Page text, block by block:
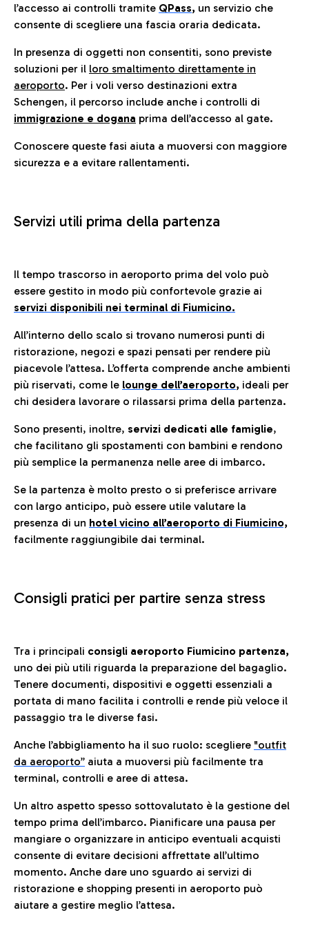
l’accesso ai controlli tramite QPass, un servizio che
consente di scegliere una fascia oraria dedicata.
In presenza di oggetti non consentiti, sono previste
soluzioni per il loro smaltimento direttamente in
aeroporto. Per i voli verso destinazioni extra
Schengen, il percorso include anche i controlli di
immigrazione e dogana prima dell’accesso al gate.
Conoscere queste fasi aiuta a muoversi con maggiore
sicurezza e a evitare rallentamenti.
Servizi utili prima della partenza
Il tempo trascorso in aeroporto prima del volo può
essere gestito in modo più confortevole grazie ai
servizi disponibili nei terminal di Fiumicino.
All’interno dello scalo si trovano numerosi punti di
ristorazione, negozi e spazi pensati per rendere più
piacevole l’attesa. L’offerta comprende anche ambienti
più riservati, come le lounge dell’aeroporto, ideali per
chi desidera lavorare o rilassarsi prima della partenza.
Sono presenti, inoltre, servizi dedicati alle famiglie,
che facilitano gli spostamenti con bambini e rendono
più semplice la permanenza nelle aree di imbarco.
Se la partenza è molto presto o si preferisce arrivare
con largo anticipo, può essere utile valutare la
presenza di un hotel vicino all’aeroporto di Fiumicino,
facilmente raggiungibile dai terminal.
Consigli pratici per partire senza stress
Tra i principali consigli aeroporto Fiumicino partenza,
uno dei più utili riguarda la preparazione del bagaglio.
Tenere documenti, dispositivi e oggetti essenziali a
portata di mano facilita i controlli e rende più veloce il
passaggio tra le diverse fasi.
Anche l’abbigliamento ha il suo ruolo: scegliere "outfit
da aeroporto” aiuta a muoversi più facilmente tra
terminal, controlli e aree di attesa.
Un altro aspetto spesso sottovalutato è la gestione del
tempo prima dell’imbarco. Pianificare una pausa per
mangiare o organizzare in anticipo eventuali acquisti
consente di evitare decisioni affrettate all’ultimo
momento. Anche dare uno sguardo ai servizi di
ristorazione e shopping presenti in aeroporto può
aiutare a gestire meglio l’attesa.